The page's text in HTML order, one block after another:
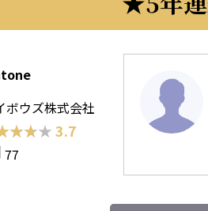
ボウズ株式会社
3.7
77